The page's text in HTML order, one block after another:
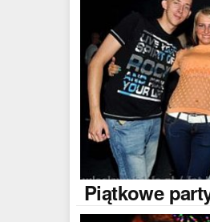
Piątkowe